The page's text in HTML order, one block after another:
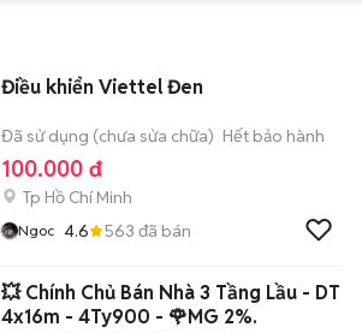
Điều khiển Viettel Đen
Đã sử dụng (chưa sửa chữa) Hết bảo hành
100.000 đ
Tp Hồ Chí Minh
Ngoc 4.6 563 đã bán
💥 Chính Chủ Bán Nhà 3 Tầng Lầu - DT
4x16m - 4Ty900 - 🌹MG 2%.